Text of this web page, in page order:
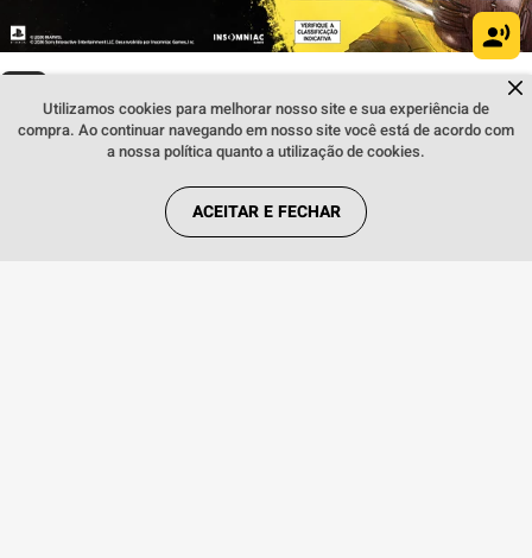
Dúvidas sobre produtos?
Utilizamos cookies para melhorar nosso site e sua experiência de
compra. Ao continuar navegando em nosso site você está de acordo com
a nossa política quanto a utilização de cookies.
ACEITAR E FECHAR